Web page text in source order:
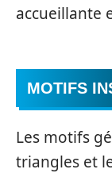
accueillante
MOTIFS
Les motifs
triangles et